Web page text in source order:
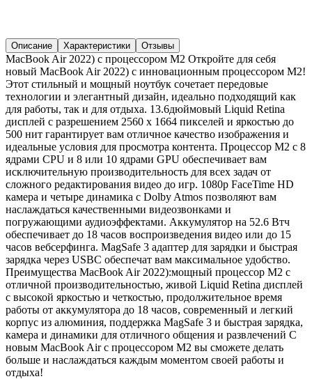
Описание Характеристики Отзывы
MacBook Air 2022) с процессором M2 Откройте для себя
новый MacBook Air 2022) с инновационным процессором M2!
Этот стильный и мощный ноутбук сочетает передовые
технологии и элегантный дизайн, идеально подходящий как
для работы, так и для отдыха. 13.6дюймовый Liquid Retina
дисплей с разрешением 2560 x 1664 пикселей и яркостью до
500 нит гарантирует вам отличное качество изображения и
идеальные условия для просмотра контента. Процессор M2 с 8
ядрами CPU и 8 или 10 ядрами GPU обеспечивает вам
исключительную производительность для всех задач от
сложного редактирования видео до игр. 1080p FaceTime HD
камера и четыре динамика с Dolby Atmos позволяют вам
наслаждаться качественными видеозвонками и
погружающими аудиоэффектами. Аккумулятор на 52.6 Втч
обеспечивает до 18 часов воспроизведения видео или до 15
часов вебсерфинга. MagSafe 3 адаптер для зарядки и быстрая
зарядка через USBC обеспечат вам максимальное удобство.
Преимущества MacBook Air 2022):мощный процессор M2 с
отличной производительностью, живой Liquid Retina дисплей
с высокой яркостью и четкостью, продолжительное время
работы от аккумулятора до 18 часов, современный и легкий
корпус из алюминия, поддержка MagSafe 3 и быстрая зарядка,
камера и динамики для отличного общения и развлечений С
новым MacBook Air с процессором M2 вы сможете делать
больше и наслаждаться каждым моментом своей работы и
отдыха!